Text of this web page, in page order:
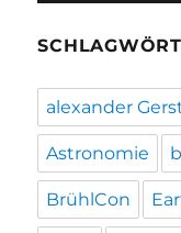
alexander
Astronomie
BrühlCon